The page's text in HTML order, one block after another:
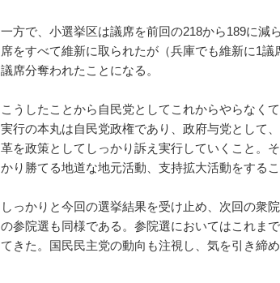
一方で、小選挙区は議席を前回の218から189に減
席をすべて維新に取られたが（兵庫でも維新に1
議席分奪われたことになる。
こうしたことから自民党としてこれからやらなく
実行の本丸は自民党政権であり、政府与党として
革を政策としてしっかり訴え実行していくこと。
かり勝てる地道な地元活動、支持拡大活動をする
しっかりと今回の選挙結果を受け止め、次回の衆
の参院選も同様である。参院選においてはこれま
てきた。国民民主党の動向も注視し、気を引き締